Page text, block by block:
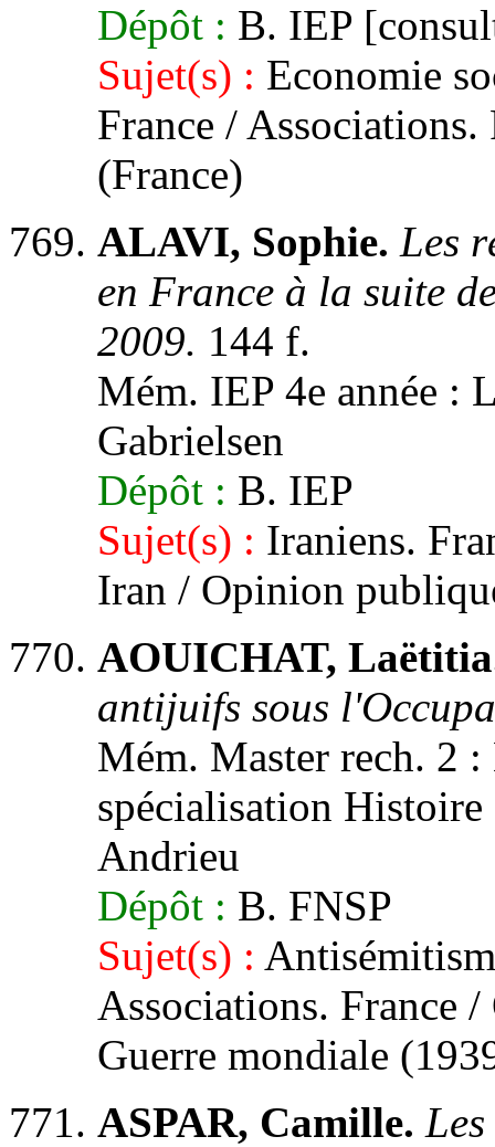
Dépôt : B. IEP
Sujet(s) : Economie
France /
(France)
ALAVI, Sophie. Les
en France à la suite
2009. 144 f.
Mém. IEP 4e année :
Gabrielsen
Dépôt : B. IEP
Sujet(s) : Iraniens.
Iran / Opinion
AOUICHAT,
antijuifs sous
Mém. Master rech. 2
spécialisation
Andrieu
Dépôt : B. FNSP
Sujet(s) :
Associations. France
Guerre mondiale
ASPAR, Camille.